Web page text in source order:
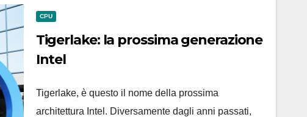
CPU
Tigerlake: la prossima generazione
Intel
Tigerlake, è questo il nome della prossima
architettura Intel. Diversamente dagli anni passati,